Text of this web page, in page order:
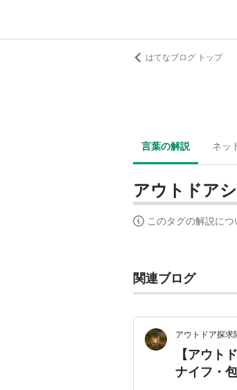
はてなブログ トップ
言葉の解説 ネッ
アウトドア
このタグの解説につ
関連ブログ
アウトドア探
【アウト
ナイフ・